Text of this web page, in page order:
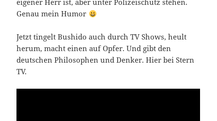
eigener Herr ist, aber unter Polizeischutz stehen.
Genau mein Humor
Jetzt tingelt Bushido auch durch TV Shows, heult
herum, macht einen auf Opfer. Und gibt den
deutschen Philosophen und Denker. Hier bei Stern
TV.